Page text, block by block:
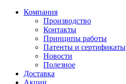
Компания
Производство
Контакты
Принципы работы
Патенты и сертификаты
Новости
Полезное
Доставка
Акции